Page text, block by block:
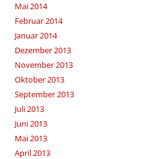
Mai 2014
Februar 2014
Januar 2014
Dezember 2013
November 2013
Oktober 2013
September 2013
Juli 2013
Juni 2013
Mai 2013
April 2013